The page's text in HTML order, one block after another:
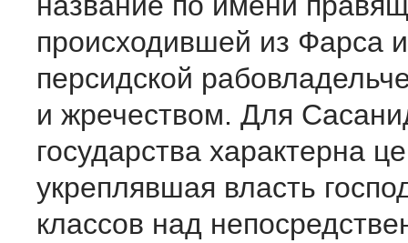
происходившей из Фарса
персидской
и жречеством. Для
государства характерна
укреплявшая власть
классов над